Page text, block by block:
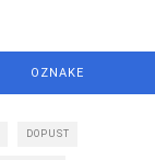
OZNAKE
DOPUST